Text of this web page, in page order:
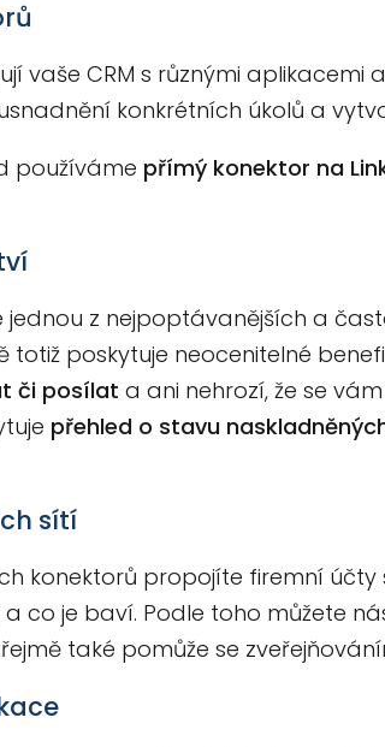
vaše CRM s různými aplikacemi
konkrétních úkolů a
používáme přímý konektor na
z nejpoptávanějších a
totiž poskytuje neocenitelné
či posílat a ani nehrozí, že se
přehled o stavu
sítí
konektorů propojíte firemní
co je baví. Podle toho můžete
také pomůže se